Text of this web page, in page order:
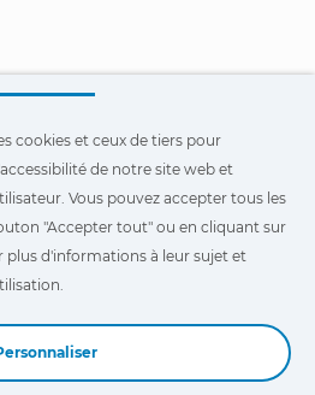
propres cookies et ceux de tiers pour
l'accessibilité de notre site Web et
l'utilisateur. Vous pouvez cliquer sur
configurer ou refuser leur utilisation.
cookies et ceux de tiers pour
de notre site web et
Vous pouvez accepter tous les
"Accepter tout" ou en cliquant sur
plus d'informations à leur sujet et